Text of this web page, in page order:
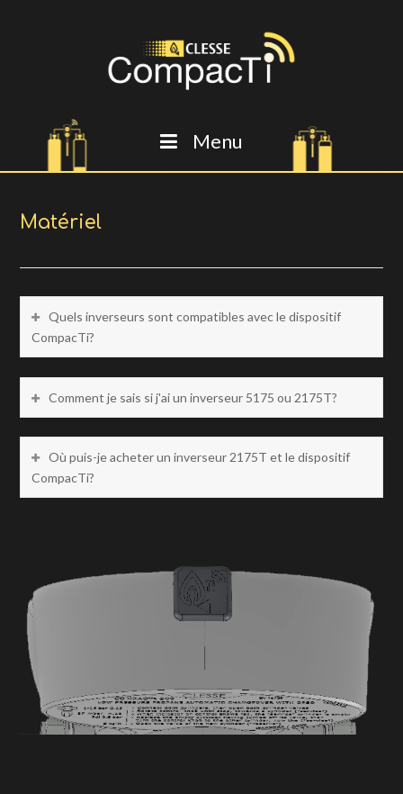
Menu
Matériel
Quels inverseurs sont compatibles avec le dispositif
CompacTi?
Comment je sais si j'ai un inverseur 5175 ou 2175T?
Où puis-je acheter un inverseur 2175T et le dispositif
CompacTi?